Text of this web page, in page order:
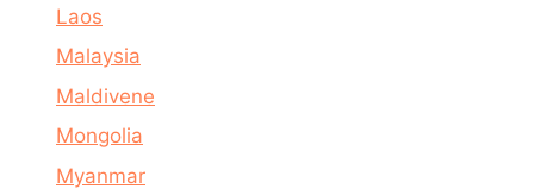
Laos
Malaysia
Maldivene
Mongolia
Myanmar